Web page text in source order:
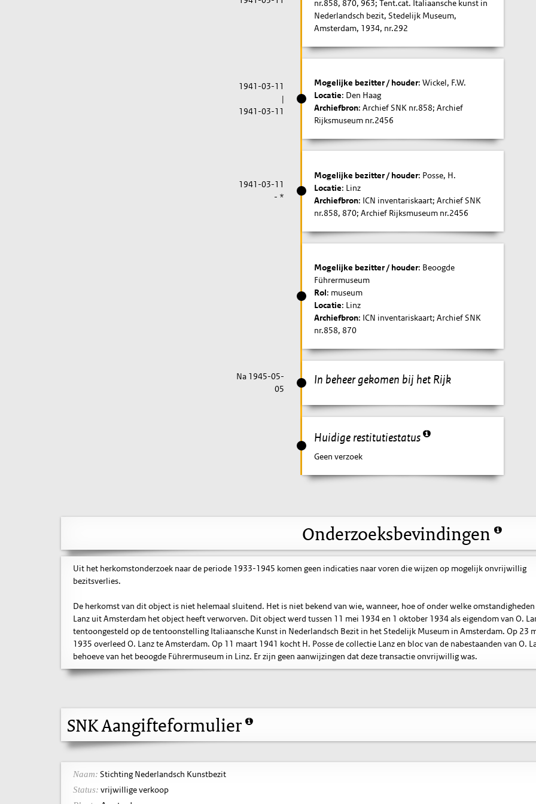
nr.858, 870, 963; Tent.cat. Italiaansche kunst in
Nederlandsch bezit, Stedelijk Museum,
Amsterdam, 1934, nr.292
1941-03-11
|
1941-03-11
Mogelijke bezitter / houder: Wickel, F.W.
Locatie: Den Haag
Archiefbron: Archief SNK nr.858; Archief
Rijksmuseum nr.2456
1941-03-11
- *
Mogelijke bezitter / houder: Posse, H.
Locatie: Linz
Archiefbron: ICN inventariskaart; Archief SNK
nr.858, 870; Archief Rijksmuseum nr.2456
Mogelijke bezitter / houder: Beoogde
Führermuseum
Rol: museum
Locatie: Linz
Archiefbron: ICN inventariskaart; Archief SNK
nr.858, 870
In beheer gekomen bij het Rijk
Na 1945-05-
05
Huidige restitutiestatus
Geen verzoek
Onderzoeksbevindingen
Uit het herkomstonderzoek naar de periode 1933-1945 komen geen indicaties naar voren die wijzen op mogelijk onvrijwillig
bezitsverlies.
De herkomst van dit object is niet helemaal sluitend. Het is niet bekend van wie, wanneer, hoe of onder welke omstandigheden
Lanz uit Amsterdam het object heeft verworven. Dit object werd tussen 11 mei 1934 en 1 oktober 1934 als eigendom van O.
tentoongesteld op de tentoonstelling Italiaansche Kunst in Nederlandsch Bezit in het Stedelijk Museum in Amsterdam. Op 23
1935 overleed O. Lanz te Amsterdam. Op 11 maart 1941 kocht H. Posse de collectie Lanz en bloc van de nabestaanden van O.
behoeve van het beoogde Führermuseum in Linz. Er zijn geen aanwijzingen dat deze transactie onvrijwillig was.
SNK Aangifteformulier
Naam: Stichting Nederlandsch Kunstbezit
Status: vrijwillige verkoop